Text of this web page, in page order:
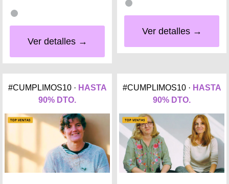
Ver detalles →
Ver detalles →
#CUMPLIMOS10 · HASTA
90% DTO.
#CUMPLIMOS10 · HASTA
90% DTO.